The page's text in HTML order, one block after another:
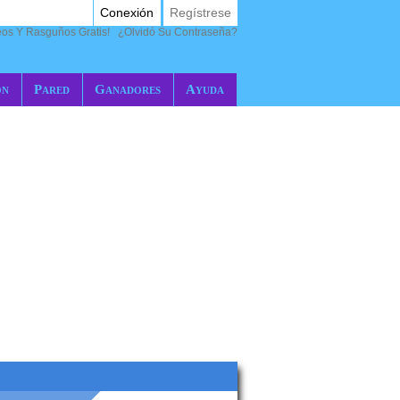
Pared Ganadores Ayuda
Conexión Regístrese
Y Rasguños Gratis! ¿Olvidó Su Contraseña?